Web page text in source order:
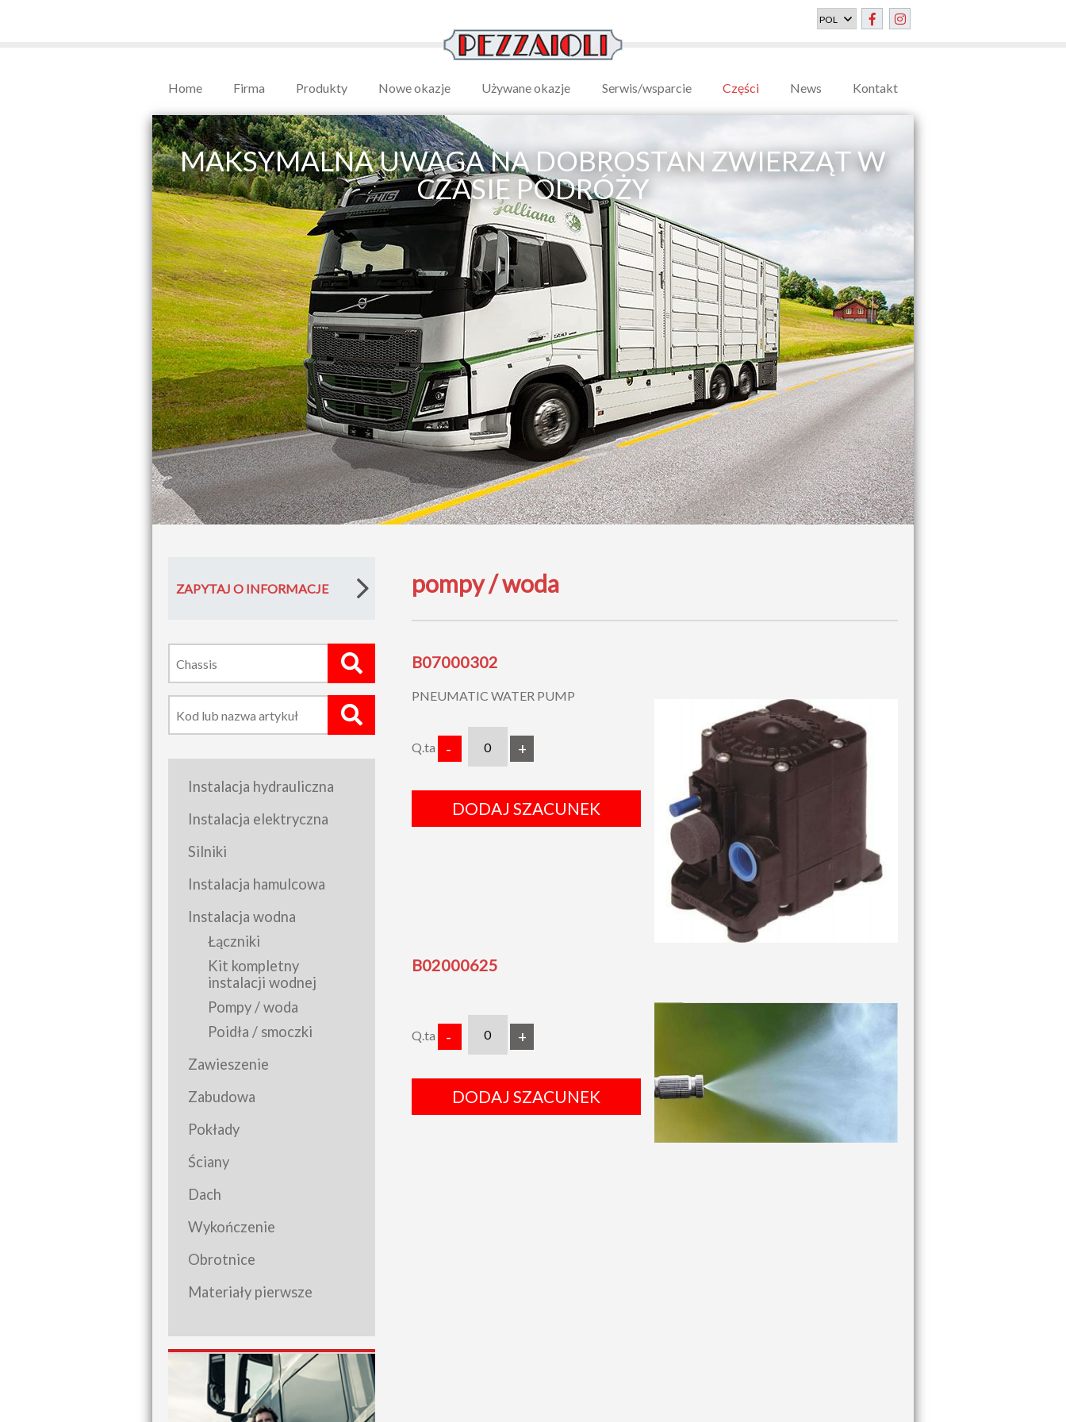
Home Firma Produkty Nowe okazje Używane okazje Serwis/wsparcie Części News Kontakt
MAKSYMALNA UWAGA NA DOBROSTAN ZWIERZĄT W
CZASIE PODRÓŻY
ZAPYTAJ O INFORMACJE
Instalacja hydrauliczna
Instalacja elektryczna
Silniki
Instalacja hamulcowa
Instalacja wodna
Łączniki
Kit kompletny
instalacji wodnej
Pompy / woda
Poidła / smoczki
Zawieszenie
Zabudowa
Pokłady
Ściany
Dach
Wykończenie
Obrotnice
Materiały pierwsze
pompy / woda
B07000302
PNEUMATIC WATER PUMP
Q.ta - +
DODAJ SZACUNEK
B02000625
Q.ta - +
DODAJ SZACUNEK